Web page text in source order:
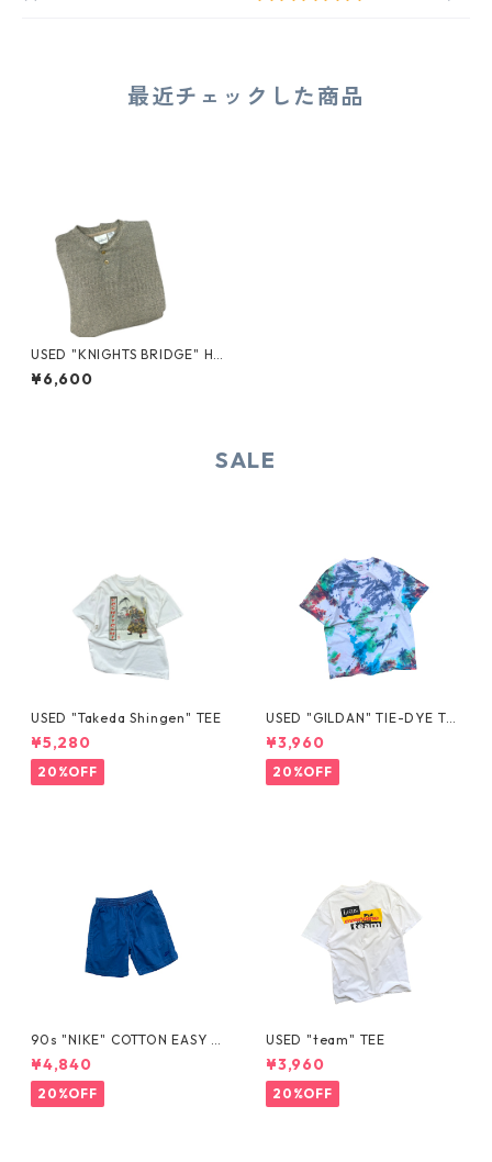
最近チェックした商品
USED "KNIGHTS BRIDGE" HE
NRY-NECK THERMAL CUT SE
W
¥6,600
SALE
USED "Takeda Shingen" TEE
¥5,280
20%OFF
USED "GILDAN" TIE-DYE TE
E
¥3,960
20%OFF
90s "NIKE" COTTON EASY S
HORTS
¥4,840
20%OFF
USED "team" TEE
¥3,960
20%OFF